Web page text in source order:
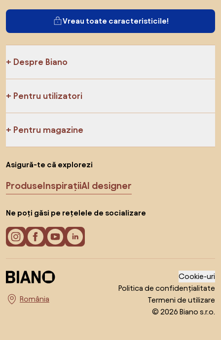
Vreau toate caracteristicile!
Despre Biano
Pentru utilizatori
Pentru magazine
Asigură-te că explorezi
ProduseInspirațiiAI designer
Ne poți găsi pe rețelele de socializare
Alege țara
Cookie-uri
Politica de confidențialitate
Termeni de utilizare
© 2026 Biano s.r.o.